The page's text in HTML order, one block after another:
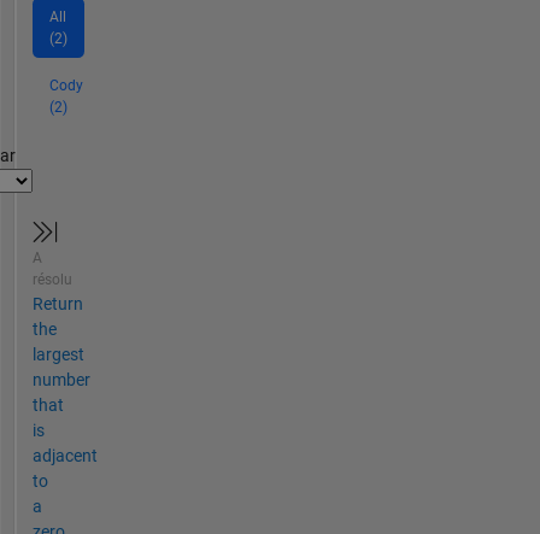
All
(2)
Cody
(2)
A
résolu
Return
the
largest
number
that
is
adjacent
to
a